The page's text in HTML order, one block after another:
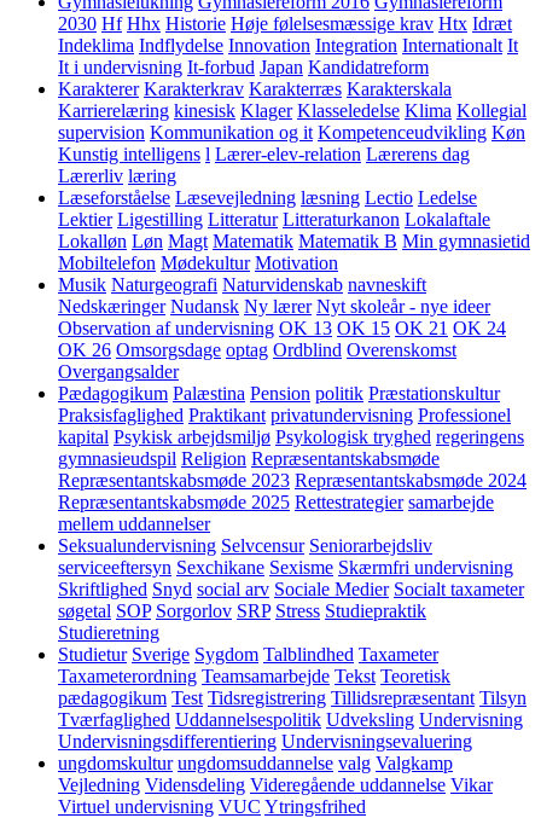
2030 Hf Hhx Historie Høje følelsesmæssige krav Htx Idræt
Indeklima Indflydelse Innovation Integration Internationalt It
It i undervisning It-forbud Japan Kandidatreform
Karakterer Karakterkrav Karakterræs Karakterskala
Karrierelæring kinesisk Klager Klasseledelse Klima Kollegial
supervision Kommunikation og it Kompetenceudvikling Køn
Kunstig intelligens l Lærer-elev-relation Lærerens dag
Lærerliv læring
Læseforståelse Læsevejledning læsning Lectio Ledelse
Lektier Ligestilling Litteratur Litteraturkanon Lokalaftale
Lokalløn Løn Magt Matematik Matematik B Min gymnasietid
Mobiltelefon Mødekultur Motivation
Musik Naturgeografi Naturvidenskab navneskift
Nedskæringer Nudansk Ny lærer Nyt skoleår - nye ideer
Observation af undervisning OK 13 OK 15 OK 21 OK 24
OK 26 Omsorgsdage optag Ordblind Overenskomst
Overgangsalder
Pædagogikum Palæstina Pension politik Præstationskultur
Praksisfaglighed Praktikant privatundervisning Professionel
kapital Psykisk arbejdsmiljø Psykologisk tryghed regeringens
gymnasieudspil Religion Repræsentantskabsmøde
Repræsentantskabsmøde 2023 Repræsentantskabsmøde 2024
Repræsentantskabsmøde 2025 Rettestrategier samarbejde
mellem uddannelser
Seksualundervisning Selvcensur Seniorarbejdsliv
serviceeftersyn Sexchikane Sexisme Skærmfri undervisning
Skriftlighed Snyd social arv Sociale Medier Socialt taxameter
søgetal SOP Sorgorlov SRP Stress Studiepraktik
Studieretning
Studietur Sverige Sygdom Talblindhed Taxameter
Taxameterordning Teamsamarbejde Tekst Teoretisk
pædagogikum Test Tidsregistrering Tillidsrepræsentant Tilsyn
Tværfaglighed Uddannelsespolitik Udveksling Undervisning
Undervisningsdifferentiering Undervisningsevaluering
ungdomskultur ungdomsuddannelse valg Valgkamp
Vejledning Vidensdeling Videregående uddannelse Vikar
Virtuel undervisning VUC Ytringsfrihed